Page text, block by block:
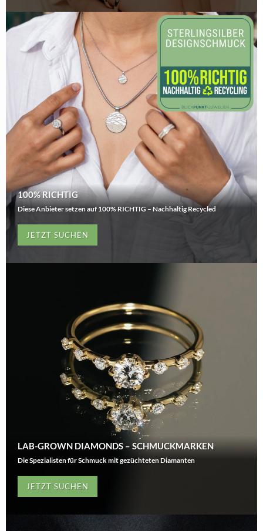
100% RICHTIG
Diese Anbieter setzen auf 100% RICHTIG – Nachhaltig Recycled
JETZT SUCHEN
LAB-GROWN DIAMONDS – SCHMUCKMARKEN
Die Spezialisten für Schmuck mit gezüchteten Diamanten
JETZT SUCHEN